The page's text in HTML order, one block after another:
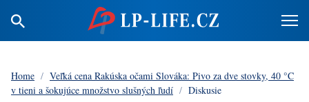
Home / Veľká cena Rakúska očami Slováka: Pivo za dve stovky, 40 °C
v tieni a šokujúce množstvo slušných ľudí / Diskusie